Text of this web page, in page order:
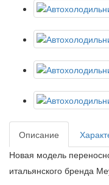
Описание
Новая модель
итальянского бренда